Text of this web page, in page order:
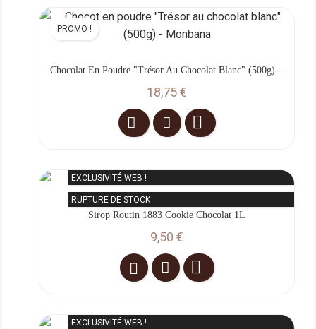
PROMO !
Chocolat En Poudre "Trésor Au Chocolat Blanc" (500g)...
Prix
18,75 €

EXCLUSIVITÉ WEB !
RUPTURE DE STOCK
Sirop Routin 1883 Cookie Chocolat 1L
Prix
9,50 €

EXCLUSIVITÉ WEB !